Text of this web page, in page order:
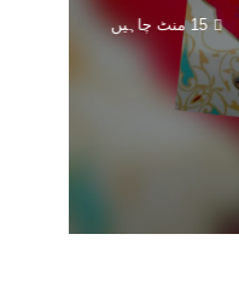
15 منٹ چاہیں